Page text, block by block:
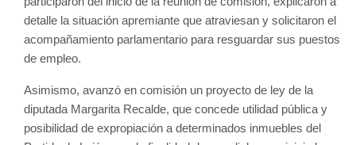
detalle la situación apremiante que atraviesan y solicitaron el
acompañamiento parlamentario para resguardar sus puestos
de empleo.
Asimismo, avanzó en comisión un proyecto de ley de la
diputada Margarita Recalde, que concede utilidad pública y
posibilidad de expropiación a determinados inmuebles del